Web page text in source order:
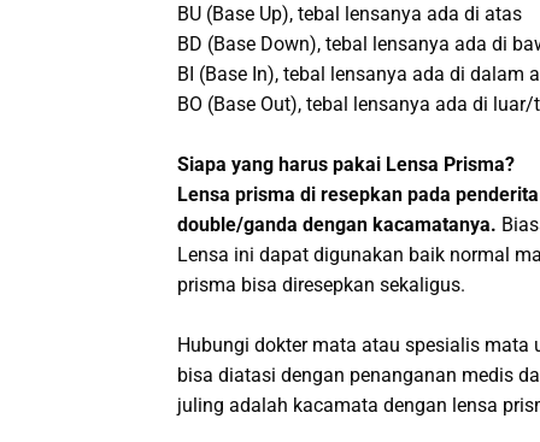
BU (Base Up), tebal lensanya ada di atas
BD (Base Down), tebal lensanya ada di
BI (Base In), tebal lensanya ada di dalam
BO (Base Out), tebal lensanya ada di
Siapa yang harus pakai Lensa Prisma?
Lensa prisma di resepkan pada
double/ganda dengan kacamatanya.
Lensa ini dapat digunakan baik normal
prisma bisa diresepkan sekaligus.
Hubungi dokter mata atau spesialis
bisa diatasi dengan penanganan medis
juling adalah kacamata dengan lensa